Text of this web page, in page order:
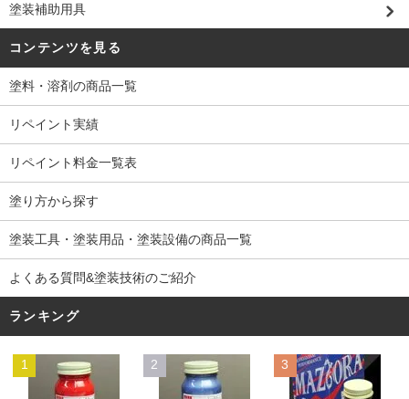
塗装補助用具
コンテンツを見る
塗料・溶剤の商品一覧
リペイント実績
リペイント料金一覧表
塗り方から探す
塗装工具・塗装用品・塗装設備の商品一覧
よくある質問&塗装技術のご紹介
ランキング
1 2 3